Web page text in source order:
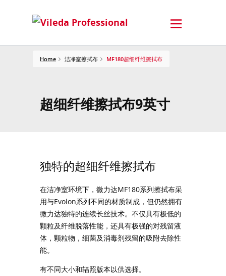
Home 洁净室擦拭布 MF180超细纤维擦拭布
超细纤维擦拭布9英寸
独特的超细纤维擦拭布
在洁净室环境下，微力达MF180系列擦拭布采
用与Evolon系列不同的材质制成，但仍然拥有
微力达独特的连续长丝技术。不仅具有极低的
颗粒及纤维脱落性能，还具有极强的对残留液
体，颗粒物，细菌及消毒剂残留的吸附去除性
能。
有不同大小和辐照版本以供选择。